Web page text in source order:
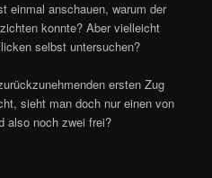
einmal anschauen, warum der
konnte? Aber vielleicht
selbst untersuchen?
ersten Zug
sieht man doch nur einen von
also noch zwei frei?